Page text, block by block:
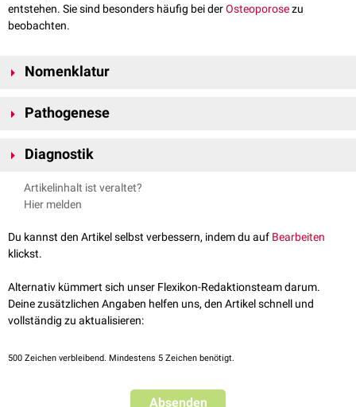
entstehen. Sie sind besonders häufig bei derOsteoporosezu
beobachten.
Nomenklatur
durch chronisch repetitive, submaximale Krafteinwirkungen in einem
Pathogenese
Patienten, der aufgrund einer Osteoporose eine verringerte
Diagnostik
Im Gegensatz zu Insuffizienzfrakturen stellen sich Patienten mit
Fragilitätsfrakturen häufig frühzeitig in der Klinik vor. Entsprechend
abgrenzbare Frakturlinien in der Bildgebung. Weiterhin sind spongiöse
Frakturlinien im osteoporotischen Knochen und in der stark verfetteten
nur schwer zu erkennen. Daher muss auf diskrete Unterbrechungen der
Kortikalis
geachtet werden. Bei unklarem Befund wird eine
MRT
empfohlen, bei der einKnochenmarködem
Sequenzen (z.B.
Artikelinhalt ist veraltet?
Hier melden
Du kannst den Artikel selbst verbessern, indem du auf Bearbeiten
klickst.
Alternativ kümmert sich unser Flexikon-Redaktionsteam darum.
Deine zusätzlichen Angaben helfen uns, den Artikel schnell und
vollständig zu aktualisieren:
500 Zeichen verbleibend. Mindestens 5 Zeichen benötigt.
Absenden